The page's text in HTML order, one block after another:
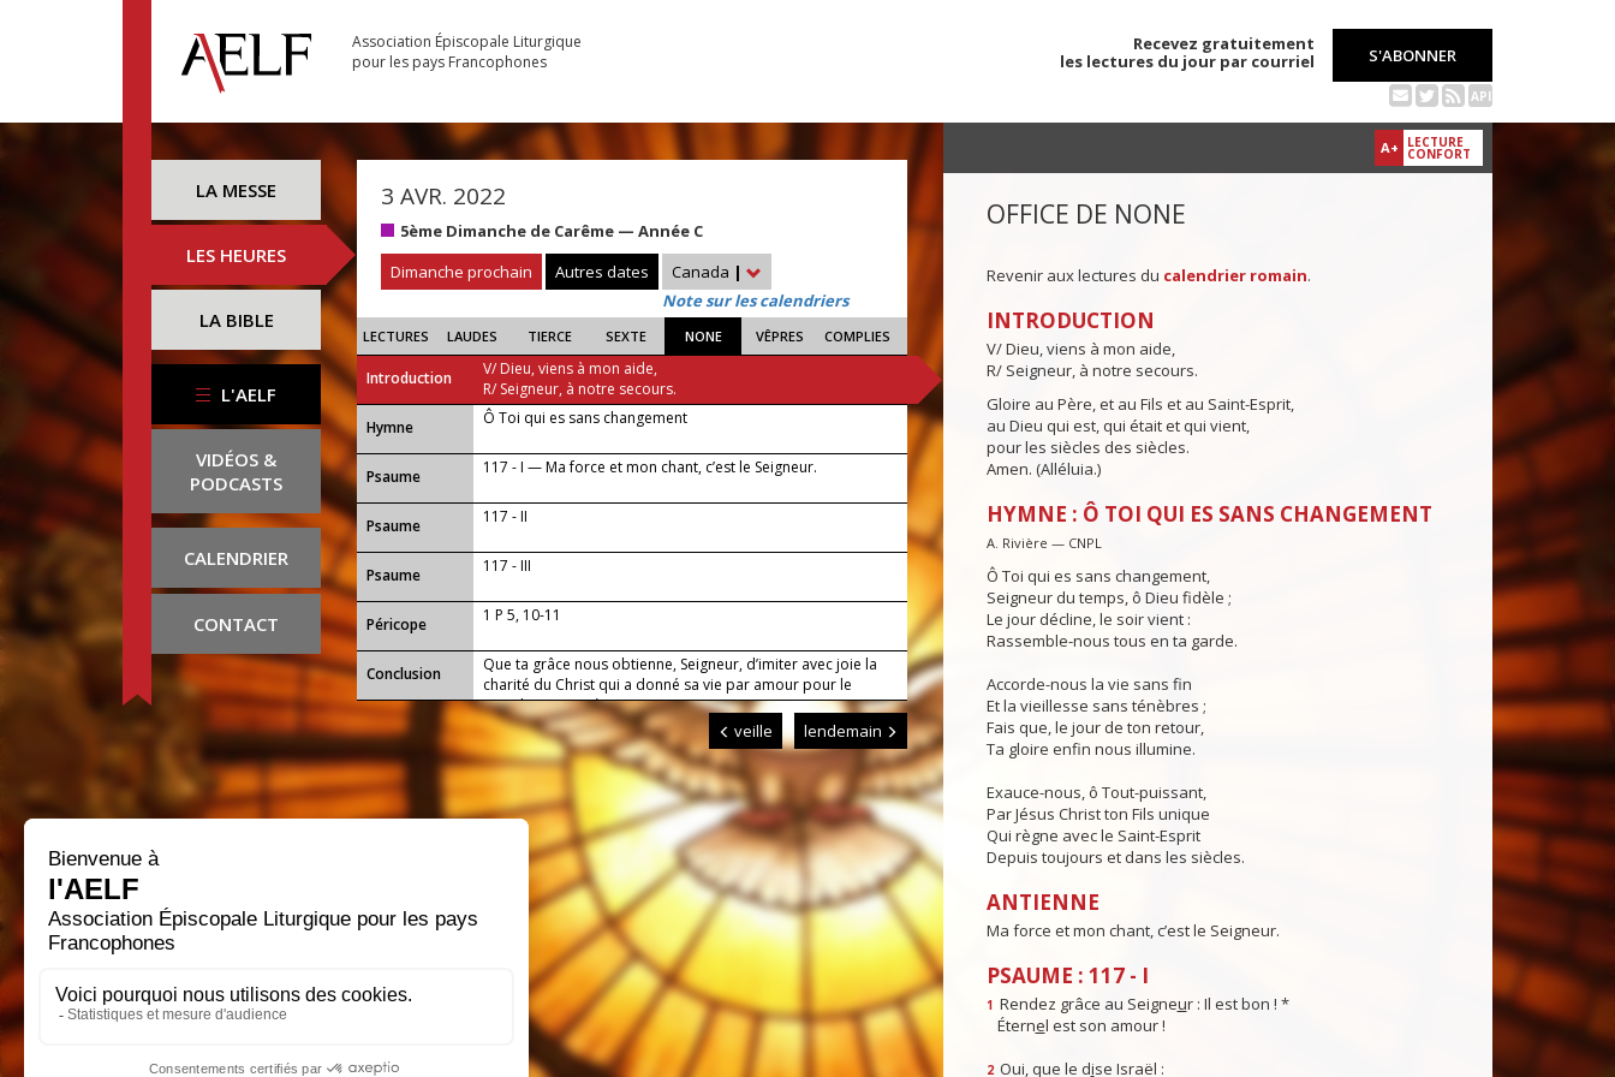
Association Épiscopale Liturgique
pour les pays Francophones
Recevez gratuitement
les lectures du jour par courriel
S'ABONNER
API
LA MESSE
LES HEURES
LA BIBLE
L'AELF
VIDÉOS &
PODCASTS
CALENDRIER
CONTACT
3 AVR. 2022
5ème Dimanche de Carême — Année C
Dimanche prochain
Autres dates Canada |
Note sur les calendriers
LECTURES LAUDES TIERCE SEXTE NONE VÊPRES COMPLIES
Introduction
V/ Dieu, viens à mon aide,
R/ Seigneur, à notre secours.
...
Hymne Ô Toi qui es sans changement
Psaume 117 - I — Ma force et mon chant, c’est le Seigneur.
Psaume 117 - II
Psaume 117 - III
Péricope 1 P 5, 10-11
Conclusion
Que ta grâce nous obtienne, Seigneur, d’imiter avec joie la
charité du Christ qui a donné sa vie par amour pour le
monde. Lui qui règne.
veille lendemain
A+ LECTURE
CONFORT
OFFICE DE NONE
Revenir aux lectures du calendrier romain.
INTRODUCTION
V/ Dieu, viens à mon aide,
R/ Seigneur, à notre secours.
Gloire au Père, et au Fils et au Saint-Esprit,
au Dieu qui est, qui était et qui vient,
pour les siècles des siècles.
Amen. (Alléluia.)
HYMNE : Ô TOI QUI ES SANS CHANGEMENT
A. Rivière — CNPL
Ô Toi qui es sans changement,
Seigneur du temps, ô Dieu fidèle ;
Le jour décline, le soir vient :
Rassemble-nous tous en ta garde.
Accorde-nous la vie sans fin
Et la vieillesse sans ténèbres ;
Fais que, le jour de ton retour,
Ta gloire enfin nous illumine.
Exauce-nous, ô Tout-puissant,
Par Jésus Christ ton Fils unique
Qui règne avec le Saint-Esprit
Depuis toujours et dans les siècles.
ANTIENNE
Ma force et mon chant, c’est le Seigneur.
PSAUME : 117 - I
1 Rendez grâce au Seigneur : Il est bon ! *
Éternel est son amour !
2 Oui, que le dise Israël :